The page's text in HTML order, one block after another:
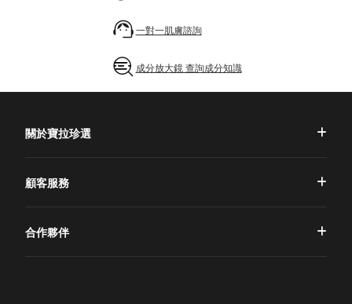
一對一肌膚諮詢
成分放大鏡 查詢成分知識
關於寶拉珍選
專業國際團隊
顧客服務
合作夥伴